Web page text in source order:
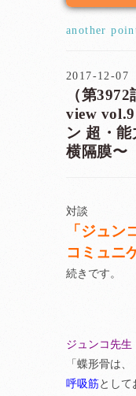
another
2017-12-07
（第
view
ン 超・
横隔膜〜
対談
「ジュン
コミュニ
続きです。
ジュンコ先生
「蝶形骨は、
呼吸筋として